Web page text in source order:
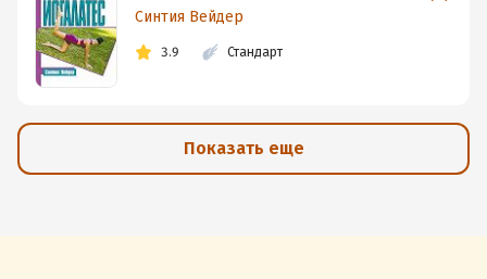
Синтия Вейдер
3.9 Стандарт
Показать еще